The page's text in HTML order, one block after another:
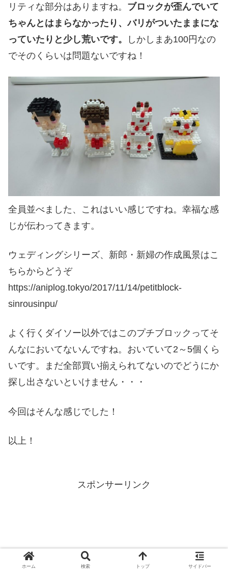
リティな部分はありますね。 ブロックが歪んでいて
ちゃんとはまらなかったり、バリがついたままにな
っていたりと少し荒いです。
しかしまあ100円なの
でそのくらいは問題ないですね！
全員並べました、これはいい感じですね。幸福な感
じが伝わってきます。
ウェディングシリーズ、新郎・新婦の作成風景はこ
ちらからどうぞ
https://aniplog.tokyo/2017/11/14/petitblock-
sinrousinpu/
よく行くダイソー以外ではこのプチブロックってそ
んなにおいてないんですね。おいていて2～5個くら
いです。まだ全部買い揃えられてないのでどうにか
探し出さないといけません・・・
今回はそんな感じでした！
以上！
スポンサーリンク
ホーム 検索 トップ サイドバー